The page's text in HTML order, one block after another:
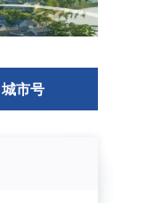
城市号